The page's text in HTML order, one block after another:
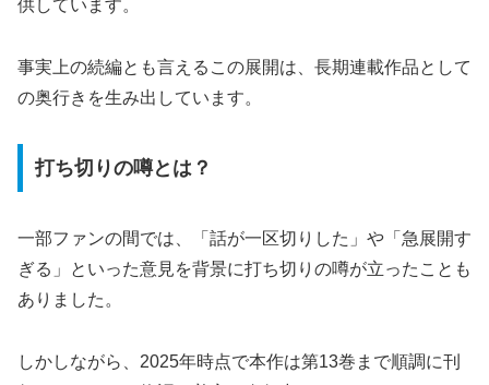
供しています。
事実上の続編とも言えるこの展開は、長期連載作品として
の奥行きを生み出しています。
打ち切りの噂とは？
一部ファンの間では、「話が一区切りした」や「急展開す
ぎる」といった意見を背景に打ち切りの噂が立ったことも
ありました。
しかしながら、2025年時点で本作は第13巻まで順調に刊